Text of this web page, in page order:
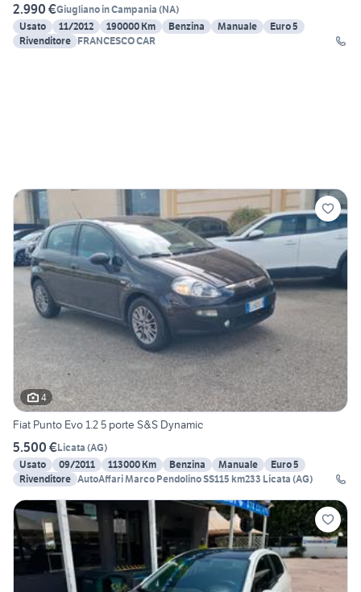
2.990 €Giugliano in Campania (NA)
Usato
11/2012 190000 Km Benzina Manuale
Euro 5
Rivenditore FRANCESCO CAR
4
Fiat Punto Evo 1.2 5 porte S&S Dynamic
5.500 €Licata (AG)
Usato
09/2011 113000 Km Benzina Manuale
Euro 5
Rivenditore AutoAffari Marco Pendolino SS115 km233 Licata (AG)